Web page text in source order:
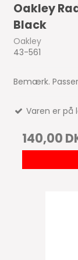
Oakley
Black
Oakley
43-561
Bemærk.
Varen er på
140,00